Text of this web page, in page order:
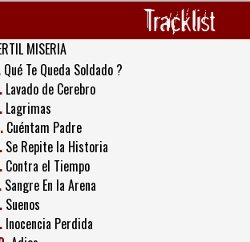
Tracklist
MISERIA
Qué Te Queda Soldado ?
Lavado de Cerebro
Lagrimas
Cuéntam Padre
Se Repite la Historia
Contra el Tiempo
Sangre En la Arena
Suenos
Inocencia Perdida